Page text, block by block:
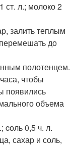
ст. л.; молоко 2
залить теплым
до
полотенцем.
чтобы
появились
объема
cоль 0,5 ч. л.
сахар и соль,